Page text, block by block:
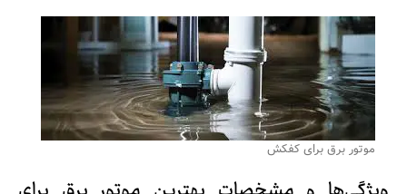
موتور برق برای کفکش